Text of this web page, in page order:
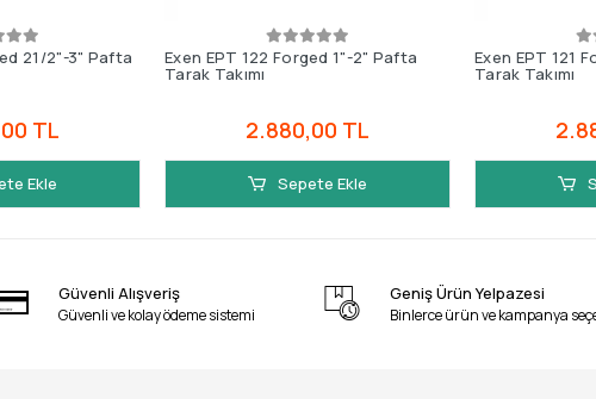
21/2"-3" Pafta
TL
Ekle
Exen EPT 122 Forged 1"-2" Pafta
Tarak Takımı
2.880,00 TL
Sepete Ekle
Exen EPT 121
Tarak Takımı
Güvenli Alışveriş
Güvenli ve kolay ödeme sistemi
Geniş Ürün Yelpazesi
Binlerce ürün ve kampanya